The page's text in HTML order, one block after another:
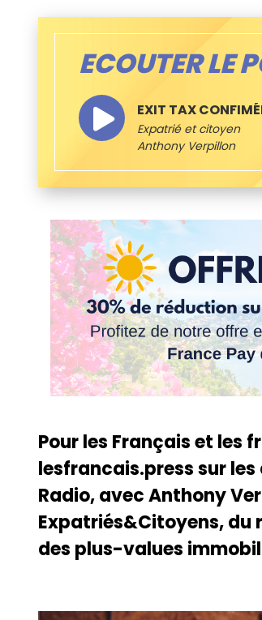
ECOUTER LE
EXIT TAX
Expatrié et citoyen
Anthony Verpillon
Pour les Français et les
lesfrancais.press sur
Radio, avec Anthony
Expatriés&Citoyens, du
des plus-values